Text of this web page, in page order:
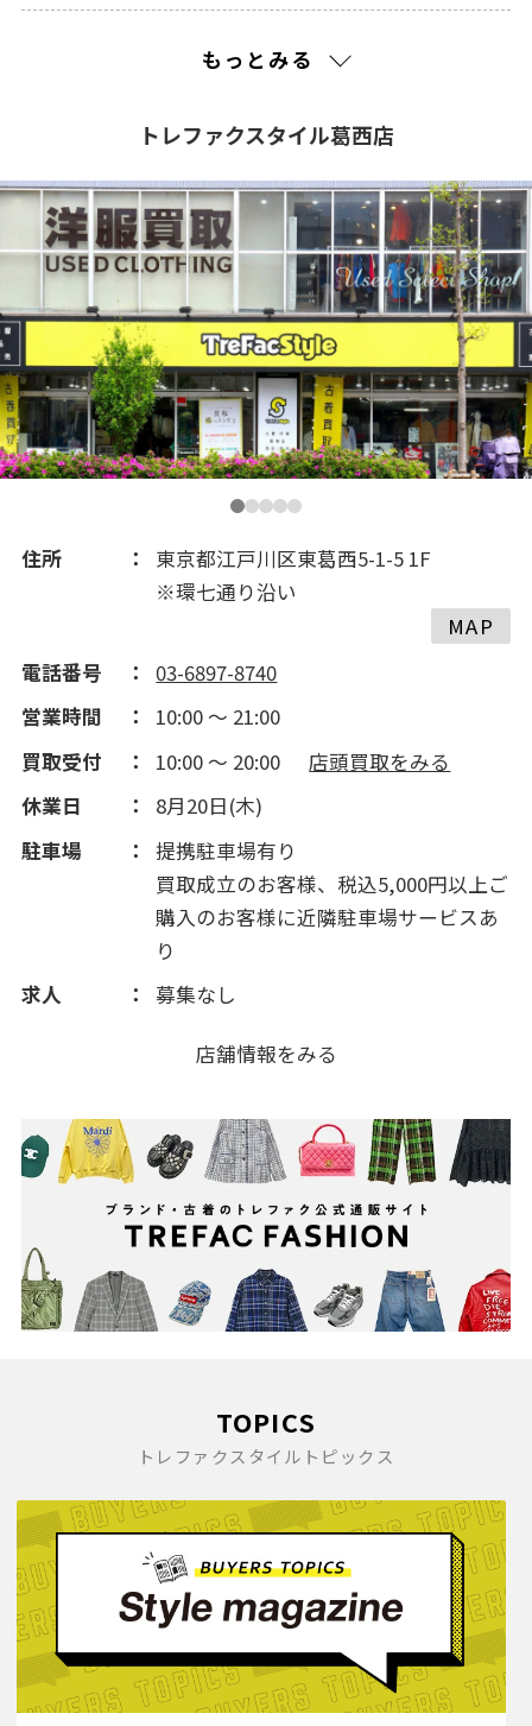
2020(636)
2019(630)
2018(325)
2017(184)
2016(110)
2015(155)
2012(186)
2011(3)
もっとみる
トレファクスタイル葛西店
住所
東京都江戸川区東葛西5-1-5 1F
※環七通り沿い
MAP
電話番号
03-6897-8740
営業時間
10:00 ～ 21:00
買取受付
10:00 ～ 20:00
店頭買取をみる
休業日
8月20日(木)
駐車場
提携駐車場有り
買取成立のお客様、税込5,000円以上ご
購入のお客様に近隣駐車場サービスあ
り
求人
募集なし
店舗情報をみる
TOPICS
トレファクスタイルトピックス